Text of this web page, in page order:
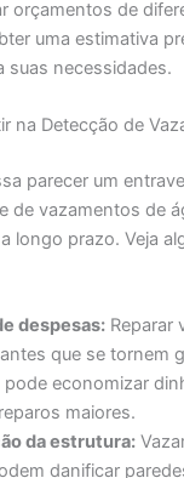
orçamentos de
uma estimativa
suas necessidades.
na Detecção de
parecer um
de vazamentos de
longo prazo. Veja
despesas: Reparar
que se tornem
pode economizar
maiores.
da estrutura:
danificar